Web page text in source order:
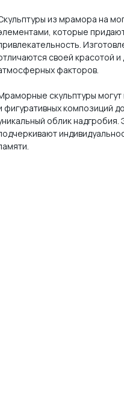
из мрамора на
которые
своей красотой
факторов.
скульптуры
фигуративных композиций
облик